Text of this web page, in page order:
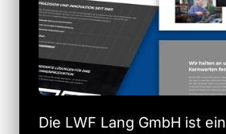
Die LWF Lang GmbH ist ein